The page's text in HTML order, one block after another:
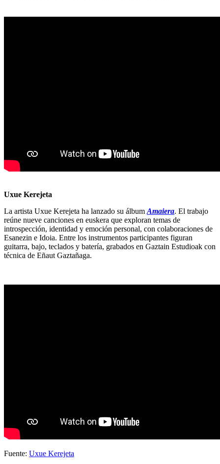
Uxue Kerejeta
La artista Uxue Kerejeta ha lanzado su álbum Amaiera. El trabajo
reúne nueve canciones en euskera que exploran temas de
introspección, identidad y emoción personal, con colaboraciones de
Esanezin e Idoia. Entre los instrumentos participantes figuran
guitarra, bajo, teclados y batería, grabados en Gaztain Estudioak con
técnica de Eñaut Gaztañaga.
Fuente: Uxue Kerejeta